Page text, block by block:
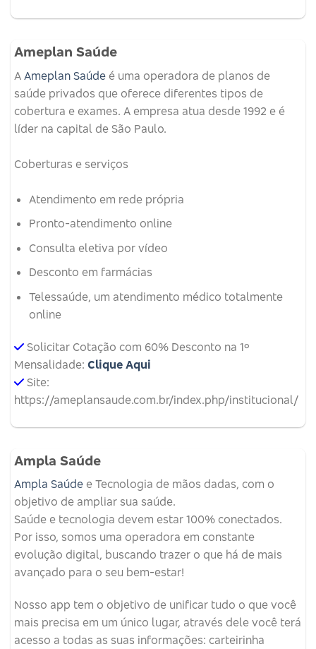
Ameplan Saúde
A Ameplan Saúde é uma operadora de planos de
saúde privados que oferece diferentes tipos de
cobertura e exames. A empresa atua desde 1992 e é
líder na capital de São Paulo.
Coberturas e serviços
Atendimento em rede própria
Pronto-atendimento online
Consulta eletiva por vídeo
Desconto em farmácias
Telessaúde, um atendimento médico totalmente
online
Solicitar Cotação com 60% Desconto na 1º
Mensalidade: Clique Aqui
Site:
https://ameplansaude.com.br/index.php/institucional/
Ampla Saúde
Ampla Saúde e Tecnologia de mãos dadas, com o
objetivo de ampliar sua saúde.
Saúde e tecnologia devem estar 100% conectados.
Por isso, somos uma operadora em constante
evolução digital, buscando trazer o que há de mais
avançado para o seu bem-estar!
Nosso app tem o objetivo de unificar tudo o que você
mais precisa em um único lugar, através dele você terá
acesso a todas as suas informações: carteirinha